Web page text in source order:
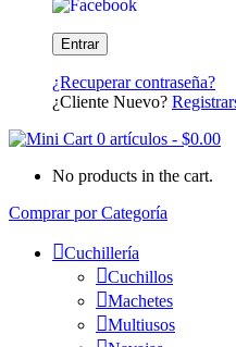
¿Recuperar contraseña?
¿Cliente Nuevo?
0 artículos - $0.00
No products in the cart.
Comprar por Categoría
Cuchillería
Cuchillos
Machetes
Multiusos